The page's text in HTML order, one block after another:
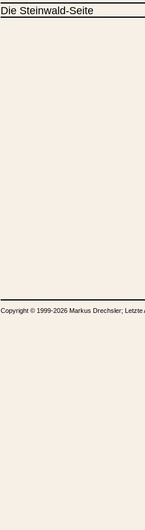
Die Steinwald-Seite
Copyright © 1999-2026 Markus Drechsler; Letzte